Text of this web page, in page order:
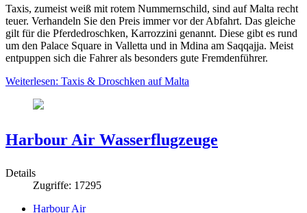
Taxis, zumeist weiß mit rotem Nummernschild, sind auf Malta recht
teuer. Verhandeln Sie den Preis immer vor der Abfahrt. Das gleiche
gilt für die Pferdedroschken, Karrozzini genannt. Diese gibt es rund
um den Palace Square in Valletta und in Mdina am Saqqajja. Meist
entpuppen sich die Fahrer als besonders gute Fremdenführer.
Weiterlesen: Taxis & Droschken auf Malta
Harbour Air Wasserflugzeuge
Details
Zugriffe: 17295
Harbour Air